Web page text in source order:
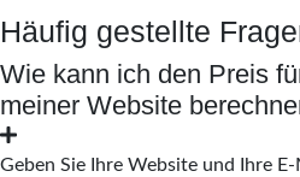
Häufig gestellte
Wie kann ich den Preis
meiner Website
Geben Sie Ihre Website und Ihre